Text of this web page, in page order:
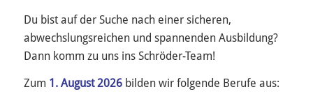
Du bist auf der Suche nach einer sicheren,
abwechslungsreichen und spannenden Ausbildung?
Dann komm zu uns ins Schröder-Team!
Zum 1. August 2026 bilden wir folgende Berufe aus: